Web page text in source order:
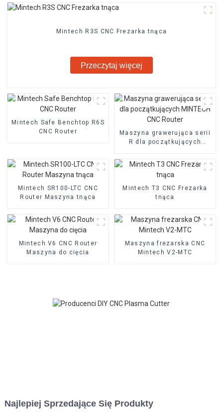
Mintech R3S CNC Frezarka tnąca
Przeczytaj więcej
Mintech Safe Benchtop R6S
CNC Router
Maszyna grawerująca serii
R dla początkujących
Mintech SR100-LTC CNC
Router Maszyna tnąca
Mintech T3 CNC Frezarka
tnąca
Mintech V6 CNC Router
Maszyna do cięcia
Maszyna frezarska CNC
Mintech V2-MTC
Najlepiej Sprzedające Się Produkty